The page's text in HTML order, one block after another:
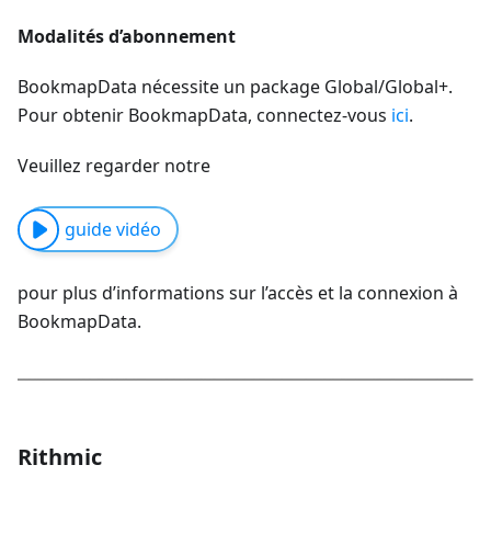
Modalités d’abonnement
BookmapData nécessite un package Global/Global+.
Pour obtenir BookmapData, connectez-vous ici.
Veuillez regarder notre
guide vidéo
pour plus d’informations sur l’accès et la connexion à
BookmapData.
Rithmic